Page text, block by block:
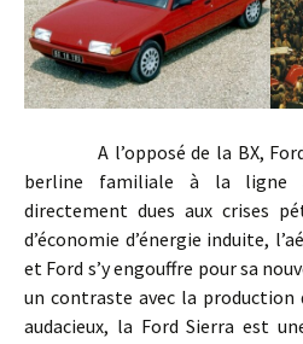
A l’opposé de la BX, Ford
berline familiale à la ligne
directement dues aux crises
d’économie d’énergie induite,
et Ford s’y engouffre pour sa
un contraste avec la production
audacieux, la Ford Sierra est